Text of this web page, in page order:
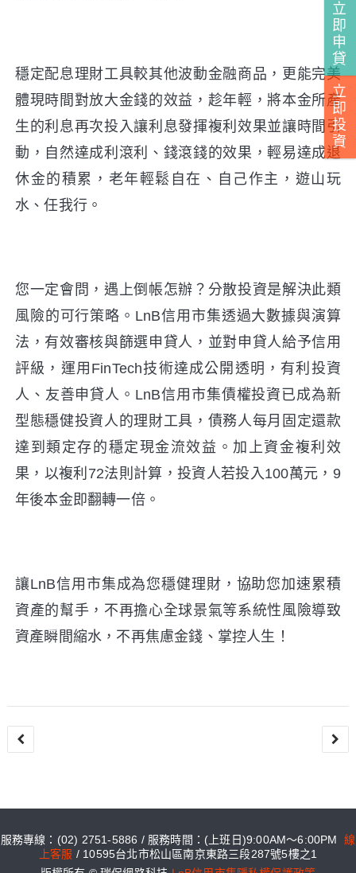
穩定配息理財工具較其他波動金融商品，更能完美
體現時間對放大金錢的效益，趁年輕，將本金所產
生的利息再次投入讓利息發揮複利效果並讓時間引
動，自然達成利滾利、錢滾錢的效果，輕易達成退
休金的積累，老年輕鬆自在、自己作主，遊山玩
水、任我行。
您一定會問，遇上倒帳怎辦？分散投資是解決此類
風險的可行策略。LnB信用市集透過大數據與演算
法，有效審核與篩選申貸人，並對申貸人給予信用
評級，運用FinTech技術達成公開透明，有利投資
人、友善申貸人。 LnB信用市集債權投資已成為新
型態穩健投資人的理財工具，債務人每月固定還款
達到類定存的穩定現金流效益。加上資金複利效
果，以複利72法則計算，投資人若投入100萬元，9
年後本金即翻轉一倍。
讓LnB信用市集成為您穩健理財，協助您加速累積
資產的幫手，不再擔心全球景氣等系統性風險導致
資產瞬間縮水，不再焦慮金錢、掌控人生！
文
覽
服務專線：(02) 2751-5886 / 服務時間：(上班日)9:00AM～6:00PM線
上客服 / 10595台北市松山區南京東路三段287號5樓之1
立
即
申
貸
立
即
投
資